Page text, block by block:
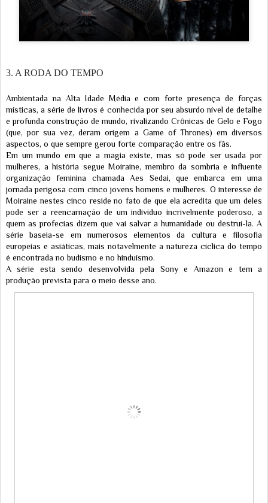
3. A RODA DO TEMPO
Ambientada na Alta Idade Média e com forte presença de forças
místicas, a série de livros é conhecida por seu absurdo nível de detalhe
e profunda construção de mundo, rivalizando Crônicas de Gelo e Fogo
(que, por sua vez, deram origem a Game of Thrones) em diversos
aspectos, o que sempre gerou forte comparação entre os fãs.
Em um mundo em que a magia existe, mas só pode ser usada por
mulheres, a história segue Moiraine, membro da sombria e influente
organização feminina chamada Aes Sedai, que embarca em uma
jornada perigosa com cinco jovens homens e mulheres. O interesse de
Moiraine nestes cinco reside no fato de que ela acredita que um deles
pode ser a reencarnação de um indivíduo incrivelmente poderoso, a
quem as profecias dizem que vai salvar a humanidade ou destruí-la. A
série baseia-se em numerosos elementos da cultura e filosofia
europeias e asiáticas, mais notavelmente a natureza cíclica do tempo
é encontrada no budismo e no hinduísmo.
A série esta sendo desenvolvida pela Sony e Amazon e tem a
produção prevista para o meio desse ano.